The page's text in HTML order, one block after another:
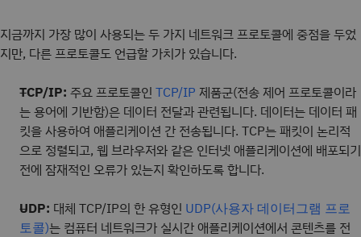
지금까지 가장 많이 사용되는 두 가지 네트워크 프로토콜에 중점을 두었
지만, 다른 프로토콜도 언급할 가치가 있습니다.
TCP/IP: 주요 프로토콜인 TCP/IP 제품군(전송 제어 프로토콜이라
는 용어에 기반함)은 데이터 전달과 관련됩니다. 데이터는 데이터 패
킷을 사용하여 애플리케이션 간 전송됩니다. TCP는 패킷이 논리적
으로 정렬되고, 웹 브라우저와 같은 인터넷 애플리케이션에 배포되기
전에 잠재적인 오류가 있는지 확인하도록 합니다.
UDP: 대체 TCP/IP의 한 유형인 UDP(사용자 데이터그램 프로
토콜)는 컴퓨터 네트워크가 실시간 애플리케이션에서 콘텐츠를 전